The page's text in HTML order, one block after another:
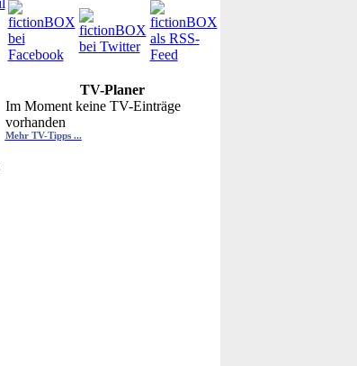
TV-Planer
Im Moment keine TV-Einträge
vorhanden
Mehr TV-Tipps ...